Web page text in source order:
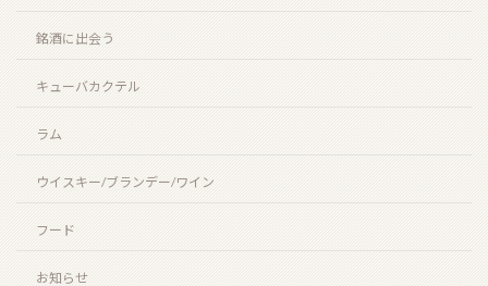
銘酒に出会う
キューバカクテル
ラム
ウイスキー/ブランデー/ワイン
フード
お知らせ